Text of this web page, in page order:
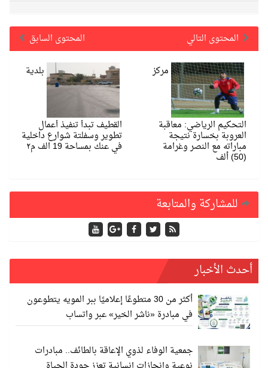
المحتوى السابق
المحتوى التالي
بلدية
القطيف تبدأ تنفيذ أعمال
تطوير وسفلتة شوارع داخلية
في عنك بمساحة 19 الف م٢
مركز
التحكيم الرياضي: معاقبة
العروبة بخسارة نتيجة
مباراته مع النصر وغرامة
(50) ألف
للمشاركة والمتابعة
أحدث الأخبار
أكثر من 30 متطوعًا إعلاميًا ببر المويه يتطوعون
في مبادرة «ناشر الخير» عبر واتساب
جمعية الوفاء لذوي الإعاقة بالطائف.. مبادرات